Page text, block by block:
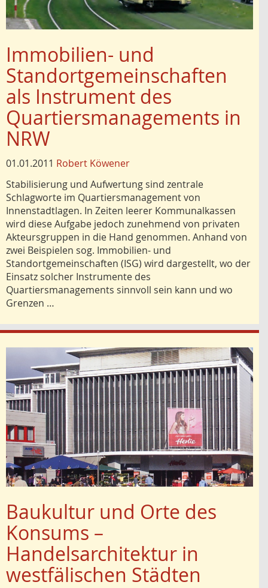
Immobilien- und
Standortgemeinschaften
als Instrument des
Quartiersmanagements in
NRW
01.01.2011 Robert Köwener
Stabilisierung und Aufwertung sind zentrale
Schlagworte im Quartiersmanagement von
Innenstadtlagen. In Zeiten leerer Kommunalkassen
wird diese Aufgabe jedoch zunehmend von privaten
Akteursgruppen in die Hand genommen. Anhand von
zwei Beispielen sog. Immobilien- und
Standortgemeinschaften (ISG) wird dargestellt, wo der
Einsatz solcher Instrumente des
Quartiersmanagements sinnvoll sein kann und wo
Grenzen …
Baukultur und Orte des
Konsums –
Handelsarchitektur in
westfälischen Städten